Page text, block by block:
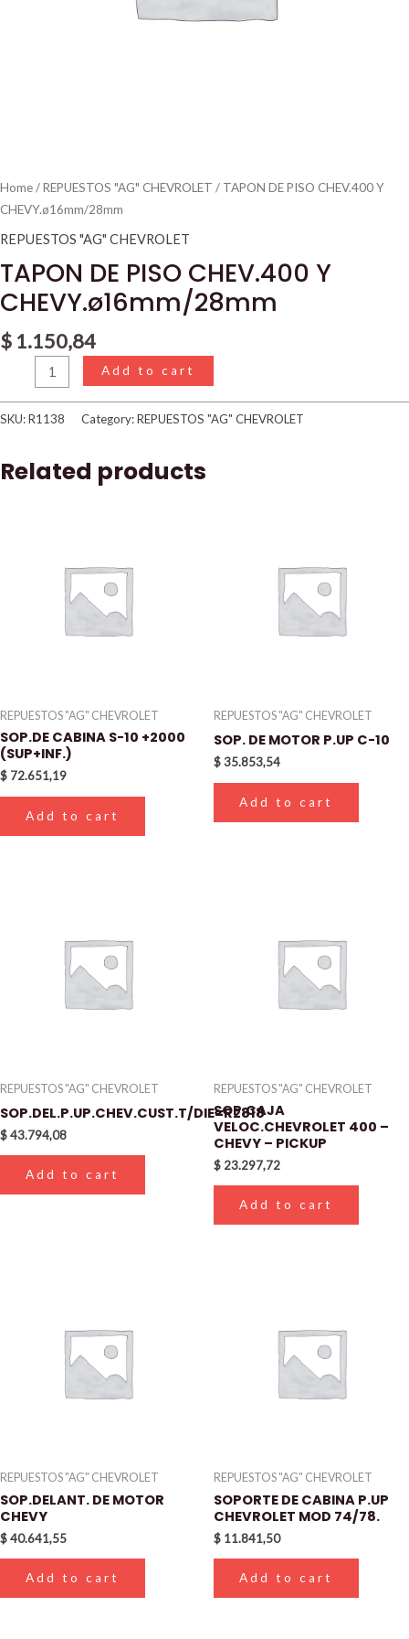
Home/REPUESTOS "AG" CHEVROLET / TAPON DE PISO CHEV.400 Y
CHEVY.ø16mm/28mm
REPUESTOS "AG" CHEVROLET
TAPON DE PISO CHEV.400 Y
CHEVY.ø16mm/28mm
$ 1.150,84
Add to cart
SKU:R1138 Category:REPUESTOS "AG" CHEVROLET
Related products
REPUESTOS "AG" CHEVROLET
SOP.DE CABINA S-10 +2000
(SUP+INF.)
$ 72.651,19
Add to cart
REPUESTOS "AG" CHEVROLET
SOP. DE MOTOR P.UP C-10
$35.853,54
Add to cart
REPUESTOS "AG" CHEVROLET
SOP.DEL.P.UP.CHEV.CUST.T/DIE=R2818
$43.794,08
Add to cart
REPUESTOS "AG" CHEVROLET
SOP.CAJA
VELOC.CHEVROLET 400 –
CHEVY – PICKUP
$ 23.297,72
Add to cart
REPUESTOS "AG" CHEVROLET
SOP.DELANT. DE MOTOR
CHEVY
$40.641,55
Add to cart
REPUESTOS "AG" CHEVROLET
SOPORTE DE CABINA P.UP
CHEVROLET MOD 74/78.
$ 11.841,50
Add to cart